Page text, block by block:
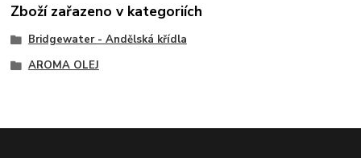
Zboží zařazeno v kategoriích
Bridgewater - Andělská křídla
AROMA OLEJ